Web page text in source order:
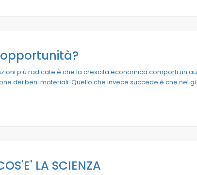
più radicate è che la crescita economica comporti un
dei beni materiali. Quello che invece succede è che nel
LA SCIENZA